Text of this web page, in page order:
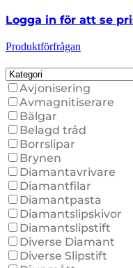
Logga in för att se
Produktförfrågan
Avjonisering
Avmagnitiserare
Bälgar
Belagd tråd
Borrslipar
Brynen
Diamantavrivare
Diamantfilar
Diamantpasta
Diamantslipskivor
Diamantslipstift
Diverse Diamant
Diverse Slipstift